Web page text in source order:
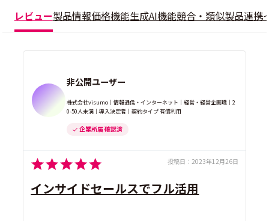
レビュー製品情報価格機能生成AI機能競合・類似製品連携
非公開ユーザー
株式会社visumo｜情報通信・インターネット｜経営・経営企画職｜2
0-50人未満｜導入決定者｜契約タイプ 有償利用
企業所属 確認済
投稿日： 2023年12月26日
インサイドセールスでフル活用